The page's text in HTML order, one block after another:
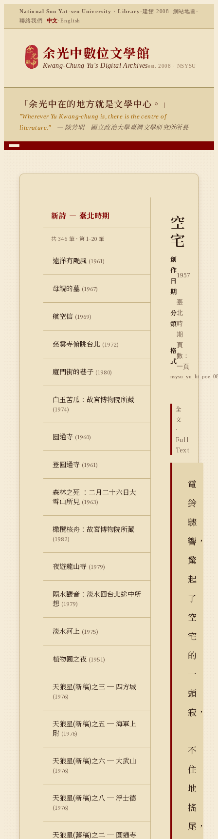
National Sun Yat-sen University · Library ·建館 2008 網站地圖 ·
聯絡我們
中文·English
余光中數位文學館
Kwang-Chung Yu's Digital Archivesest. 2008 · NSYSU
「余光中在的地方就是文學中心。」
"Wherever Yu Kwang-chung is, there is the centre of
literature."
— 陳芳明 國立政治大學臺灣文學研究所所長
新詩 — 臺北時期
共 346 筆 · 第 1–20 筆
遠洋有颱風 (1961)
母親的墓 (1967)
航空信 (1969)
慈雲寺俯眺台北 (1972)
廈門街的巷子 (1980)
白玉苦瓜：故宮博物院所藏
(1974)
圓通寺 (1960)
登圓通寺 (1961)
森林之死 ：二月二十六日大
雪山所見 (1963)
橄欖核舟：故宮博物院所藏
(1982)
夜遊龍山寺 (1979)
隔水觀音：淡水回台北途中所
想 (1979)
淡水河上 (1975)
植物園之夜 (1951)
天狼星(新稿)之三 ─ 四方城
(1976)
天狼星(新稿)之五 ─ 海軍上
尉 (1976)
天狼星(新稿)之六 ─ 大武山
(1976)
天狼星(新稿)之八 ─ 浮士德
(1976)
天狼星(舊稿)之二 ─ 圓通寺
空
宅
創
作
日
期
1957
分
類
臺
北
時
期
格
式
頁
數：
一頁
全
文
·
Full
Text
電
鈴
驟
響，
驚
起
了
空
宅
的
一
頭
寂，
不
住
地
搖
尾，